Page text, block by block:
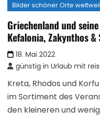
Bilder schöner Orte
Griechenland und
Kefalonia, Zakynthos &
18. Mai 2022
günstig in Urlaub mit
Kreta, Rhodos und
im Sortiment des
den kleineren und